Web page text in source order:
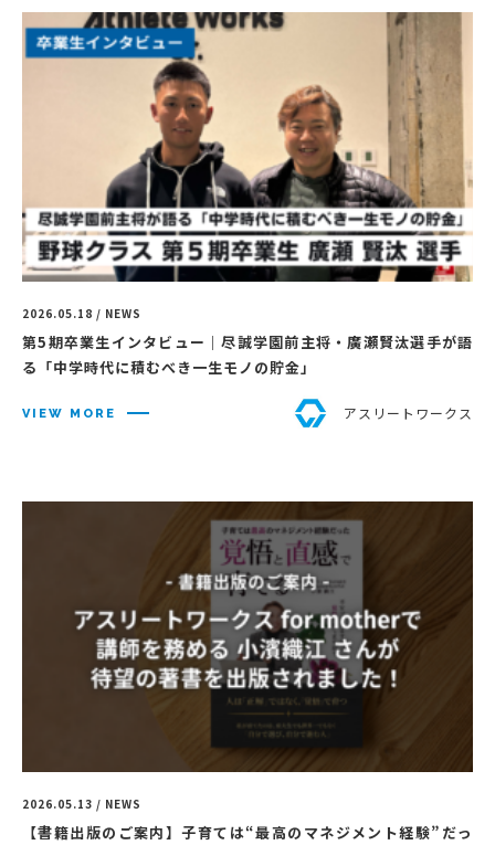
2026.05.18 / NEWS
第5期卒業生インタビュー｜尽誠学園前主将・廣瀬賢汰選手が語
る「中学時代に積むべき一生モノの貯金」
VIEW MORE アスリートワークス
2026.05.13 / NEWS
【書籍出版のご案内】子育ては“最高のマネジメント経験”だっ